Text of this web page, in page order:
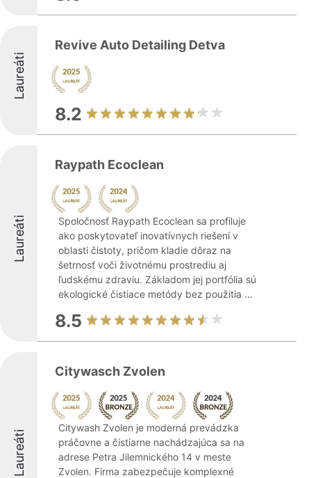
Laureáti
Revive Auto Detailing Detva
8.2
Laureáti
Raypath Ecoclean
Spoločnosť Raypath Ecoclean sa profiluje
ako poskytovateľ inovatívnych riešení v
oblasti čistoty, pričom kladie dôraz na
šetrnosť voči životnému prostrediu aj
ľudskému zdraviu. Základom jej portfólia sú
ekologické čistiace metódy bez použitia ...
8.5
Laureáti
Citywasch Zvolen
Citywash Zvolen je moderná prevádzka
práčovne a čistiarne nachádzajúca sa na
adrese Petra Jilemnického 14 v meste
Zvolen. Firma zabezpečuje komplexné